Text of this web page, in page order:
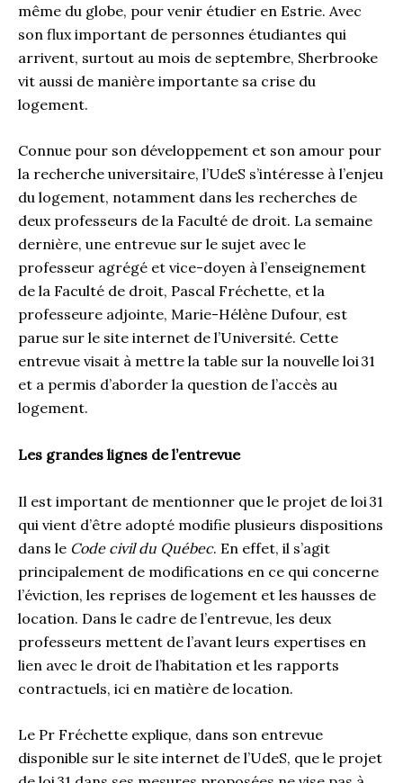
même du globe, pour venir étudier en Estrie. Avec
son flux important de personnes étudiantes qui
arrivent, surtout au mois de septembre, Sherbrooke
vit aussi de manière importante sa crise du
logement.
Connue pour son développement et son amour pour
la recherche universitaire, l’UdeS s’intéresse à l’enjeu
du logement, notamment dans les recherches de
deux professeurs de la Faculté de droit. La semaine
dernière, une entrevue sur le sujet avec le
professeur agrégé et vice-doyen à l’enseignement
de la Faculté de droit, Pascal Fréchette, et la
professeure adjointe, Marie-Hélène Dufour, est
parue sur le site internet de l’Université. Cette
entrevue visait à mettre la table sur la nouvelle loi 31
et a permis d’aborder la question de l’accès au
logement.
Les grandes lignes de l’entrevue
Il est important de mentionner que le projet de loi 31
qui vient d’être adopté modifie plusieurs dispositions
dans le Code civil du Québec. En effet, il s’agit
principalement de modifications en ce qui concerne
l’éviction, les reprises de logement et les hausses de
location. Dans le cadre de l’entrevue, les deux
professeurs mettent de l’avant leurs expertises en
lien avec le droit de l’habitation et les rapports
contractuels, ici en matière de location.
Le Pr Fréchette explique, dans son entrevue
disponible sur le site internet de l’UdeS, que le projet